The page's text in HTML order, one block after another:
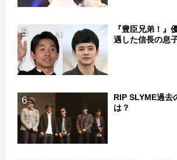
5
『豊臣兄弟！』
遇した信長の息
6
RIP SLYME過去
は？